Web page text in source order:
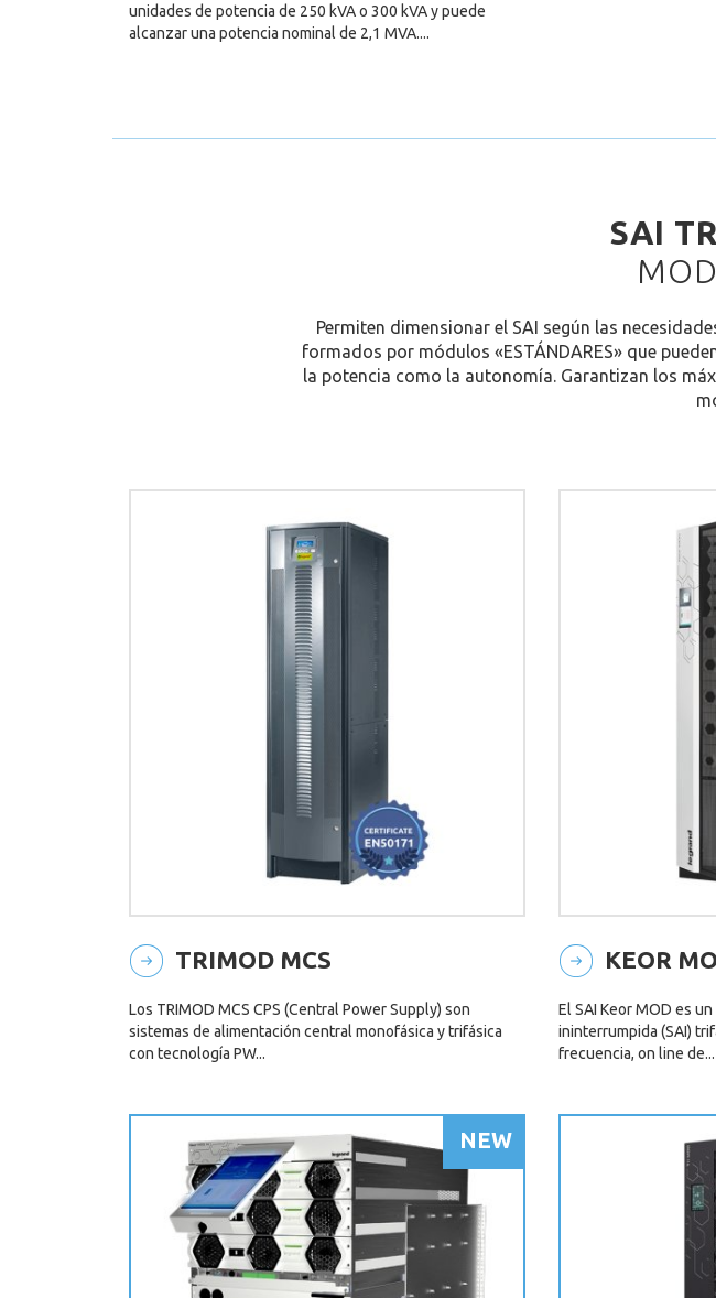
unidades de potencia de 250 kVA o 300 kVA y puede
alcanzar una potencia nominal de 2,1 MVA....
SAI
Permiten dimensionar el SAI según las
formados por módulos «ESTÁNDARES» que
la potencia como la autonomía. Garantizan los
TRIMOD MCS
Los TRIMOD MCS CPS (Central Power Supply) son
sistemas de alimentación central monofásica y trifásica
con tecnología PW...
KEOR
El SAI Keor MOD es
ininterrumpida (SAI)
frecuencia, on line de...